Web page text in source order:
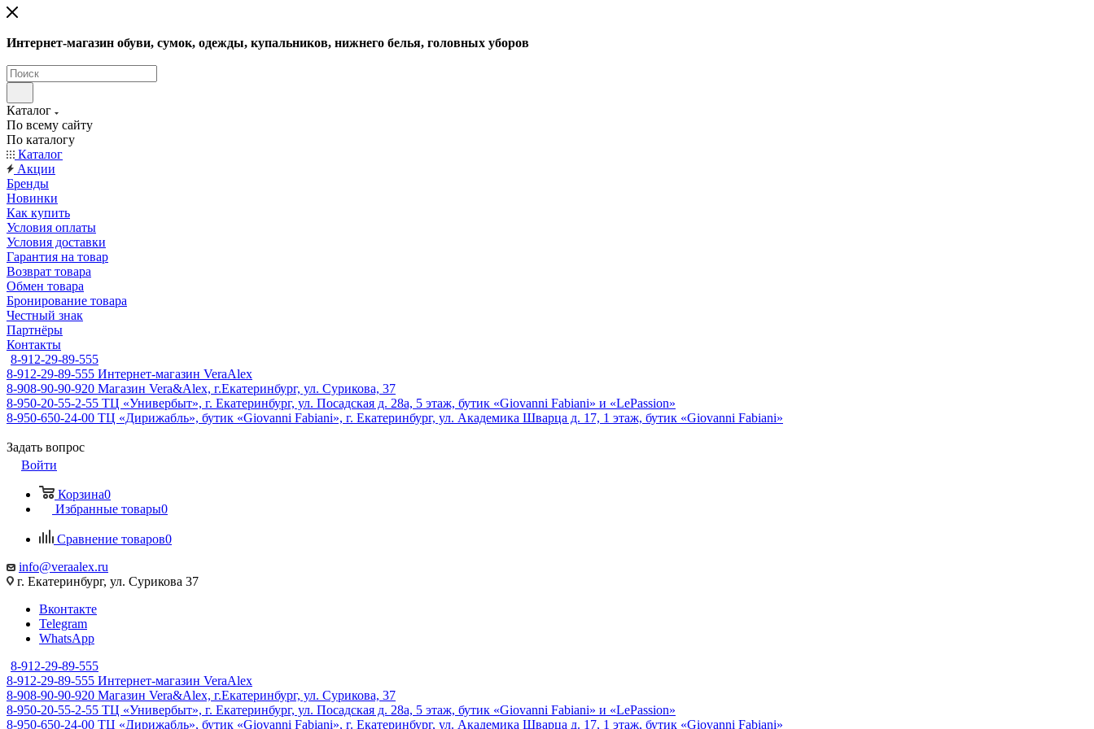
Интернет-магазин обуви, сумок, одежды, купальников, нижнего белья, головных уборов
Каталог
По всему сайту
По каталогу
Каталог
Акции
Бренды
Новинки
Как купить
Условия оплаты
Условия доставки
Гарантия на товар
Возврат товара
Обмен товара
Бронирование товара
Честный знак
Партнёры
Контакты
8-912-29-89-555
8-912-29-89-555 Интернет-магазин VeraAlex
8-908-90-90-920 Магазин Vera&Alex, г.Екатеринбург, ул. Сурикова, 37
8-950-20-55-2-55 ТЦ «Универбыт», г. Екатеринбург, ул. Посадская д. 28а, 5 этаж, бутик «Giovanni Fabiani» и «LePassion»
8-950-650-24-00 ТЦ «Дирижабль», бутик «Giovanni Fabiani», г. Екатеринбург, ул. Академика Шварца д. 17, 1 этаж, бутик «Giovanni Fabiani»
Задать вопрос
Войти
Корзина0
Избранные товары0
Сравнение товаров0
info@veraalex.ru
г. Екатеринбург, ул. Сурикова 37
Вконтакте
Telegram
WhatsApp
8-912-29-89-555
8-912-29-89-555 Интернет-магазин VeraAlex
8-908-90-90-920 Магазин Vera&Alex, г.Екатеринбург, ул. Сурикова, 37
8-950-20-55-2-55 ТЦ «Универбыт», г. Екатеринбург, ул. Посадская д. 28а, 5 этаж, бутик «Giovanni Fabiani» и «LePassion»
8-950-650-24-00 ТЦ «Дирижабль», бутик «Giovanni Fabiani», г. Екатеринбург, ул. Академика Шварца д. 17, 1 этаж, бутик «Giovanni Fabiani»